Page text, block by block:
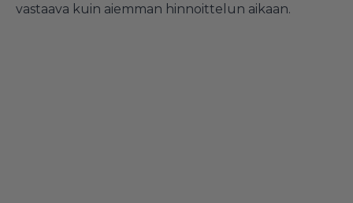
vastaava kuin aiemman hinnoittelun aikaan.